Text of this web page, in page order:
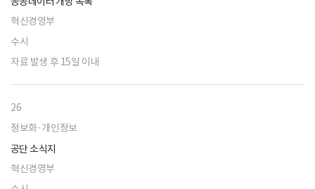
혁신경영부
수시
자료 발생 후 15일 이내
26
정보화·개인정보
공단 소식지
혁신경영부